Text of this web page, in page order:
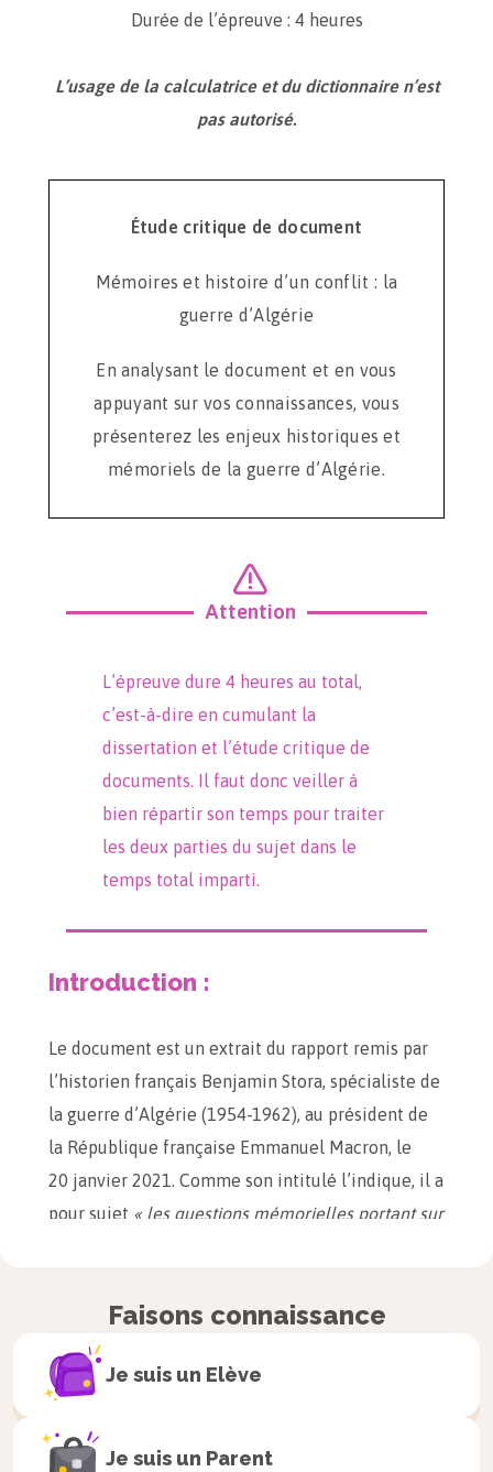
Durée de l’épreuve : 4 heures
L’usage de la calculatrice et du dictionnaire n’est
pas autorisé.
Étude critique de document
Mémoires et histoire d’un conflit : la
guerre d’Algérie
En analysant le document et en vous
appuyant sur vos connaissances, vous
présenterez les enjeux historiques et
mémoriels de la guerre d’Algérie.
Attention
L’épreuve dure 4 heures au total,
c’est-à-dire en cumulant la
dissertation et l’étude critique de
documents. Il faut donc veiller à
bien répartir son temps pour traiter
les deux parties du sujet dans le
temps total imparti.
Introduction :
Le document est un extrait du rapport remis par
l’historien français Benjamin Stora, spécialiste de
la guerre d’Algérie (1954-1962), au président de
la République française Emmanuel Macron, le
20 janvier 2021. Comme son intitulé l’indique, il a
pour sujet « les questions mémorielles portant sur
française, Benjamin Stora, auteur d’un ouvrage de
référence sur la question,
(1991), avait été chargé de ce rapport par le
de contribuer à l’apaisement des mémoires de la
Faisons connaissance
Je suis un Elève
Je suis un Parent